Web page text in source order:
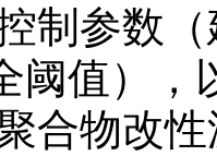
制参数
阈值），
合物改